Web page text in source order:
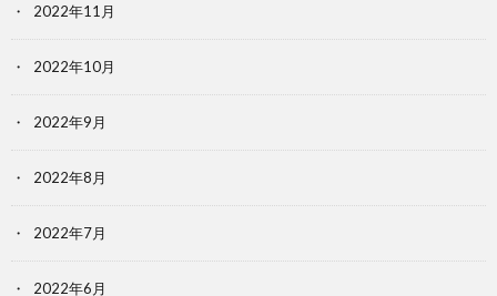
2022年11月
2022年10月
2022年9月
2022年8月
2022年7月
2022年6月